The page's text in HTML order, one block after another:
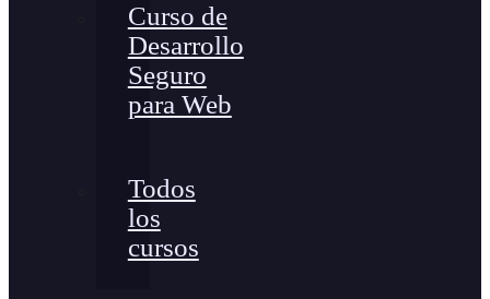
Curso de
Desarrollo
Seguro
para Web
Todos
los
cursos